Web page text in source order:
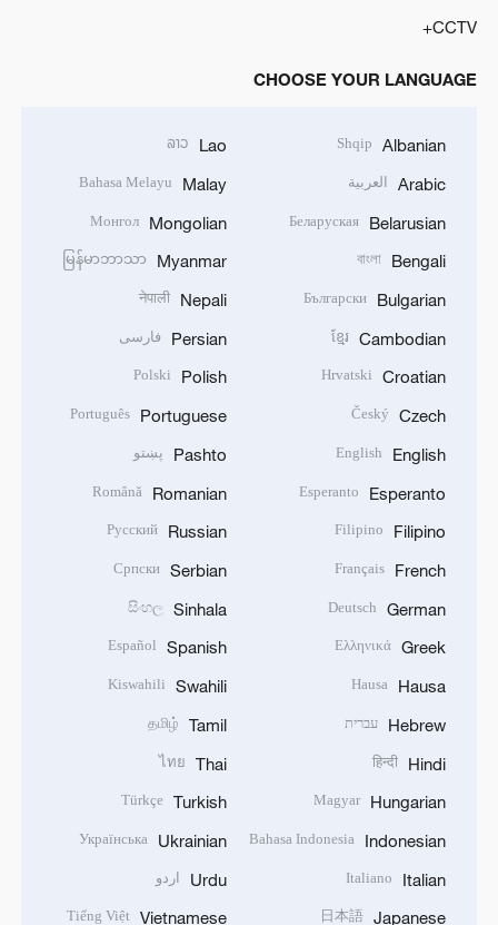
CCTV+
CHOOSE YOUR LANGUAGE
Albanian
Shqip
Arabic العربية
Belarusian
Беларуская
Bengali
বাংলা
Bulgarian
Български
Cambodian
ខ្មែរ
Croatian
Hrvatski
Czech
Český
English
English
Esperanto
Esperanto
Filipino
Filipino
French
Français
German
Deutsch
Greek
Ελληνικά
Hausa
Hausa
Hebrew עברית
Hindi
हिन्दी
Hungarian
Magyar
Indonesian
Bahasa Indonesia
Italian
Italiano
Japanese
日本語
Lao
ລາວ
Malay
Bahasa Melayu
Mongolian
Монгол
Myanmar
မြန်မာဘာသာ
Nepali
नेपाली
Persian فارسی
Polish
Polski
Portuguese
Português
Pashto پښتو
Romanian
Română
Russian
Русский
Serbian
Српски
Sinhala
සිංහල
Spanish
Español
Swahili
Kiswahili
Tamil
தமிழ்
Thai
ไทย
Turkish
Türkçe
Ukrainian
Українська
Urdu اردو
Vietnamese
Tiếng Việt